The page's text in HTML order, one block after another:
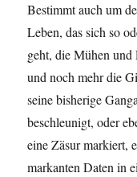
Bestimmt auch um
Leben, das sich so
geht, die Mühen und
und noch mehr die
seine bisherige
beschleunigt, oder
eine Zäsur markiert,
markanten Daten in